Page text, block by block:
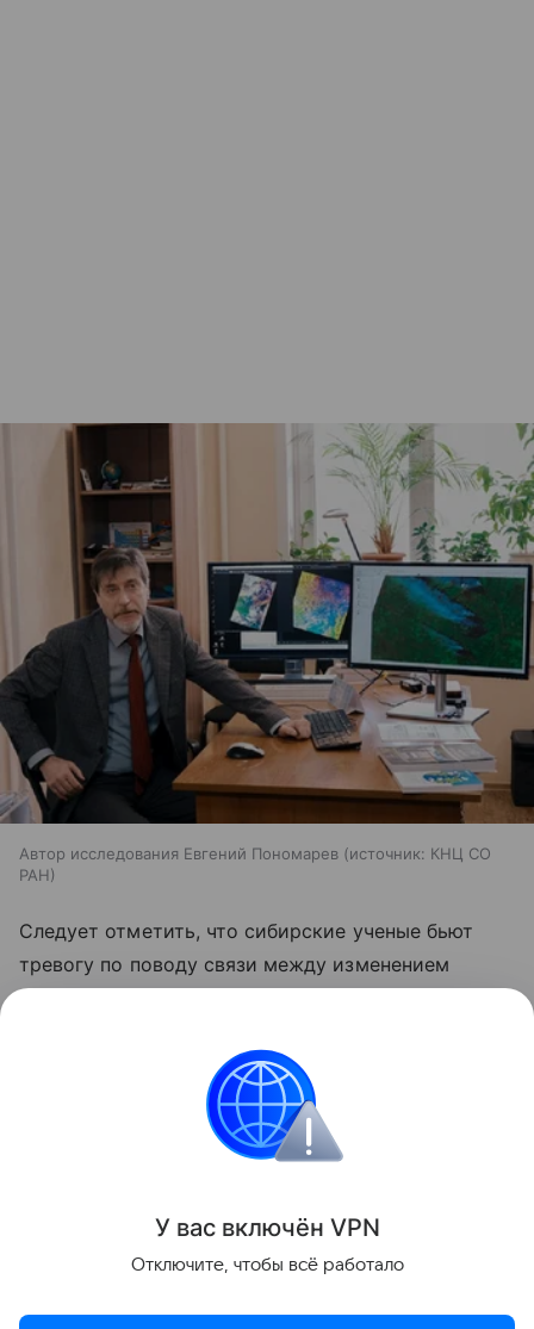
Автор исследования Евгений Пономарев источник: КНЦ СО
РАН
Следует отметить, что сибирские ученые бьют
тревогу по поводу связи между изменением
климата и частотой пожаров в Сибири уже давно.
российские ученые природа
Поделиться
У вас включён VPN
Отключите, чтобы всё работало